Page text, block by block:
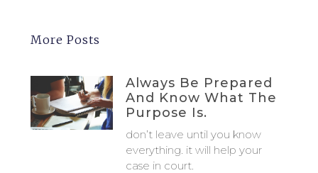
More Posts
Always Be Prepared
And Know What The
Purpose Is.
don’t leave until you know
everything. it will help your
case in court.